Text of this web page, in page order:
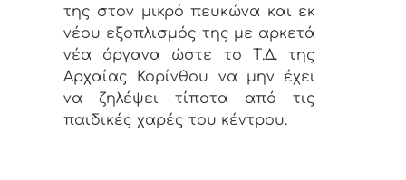
της στον μικρό πευκώνα και εκ
νέου εξοπλισμός της με αρκετά
νέα όργανα ώστε το Τ.Δ. της
Αρχαίας Κορίνθου να μην έχει
να ζηλέψει τίποτα από τις
παιδικές χαρές του κέντρου.